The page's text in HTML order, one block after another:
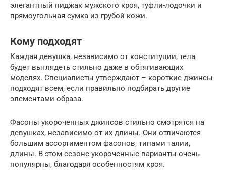
элегантный пиджак мужского кроя, туфли-лодочки и
прямоугольная сумка из грубой кожи.
Кому подходят
Каждая девушка, независимо от конституции, тела
будет выглядеть стильно даже в обтягивающих
моделях. Специалисты утверждают – короткие джинсы
подходят всем, если правильно подбирать другие
элементами образа.
Фасоны укороченных джинсов стильно смотрятся на
девушках, независимо от их длины. Они отличаются
большим ассортиментом фасонов, типами талии,
длины. В этом сезоне укороченные варианты очень
популярны, благодаря особенностям кроя.